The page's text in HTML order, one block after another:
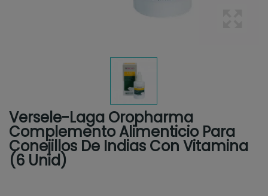
Versele-Laga Oropharma
Complemento Alimenticio Para
Conejillos De Indias Con Vitamina
(6 Unid)